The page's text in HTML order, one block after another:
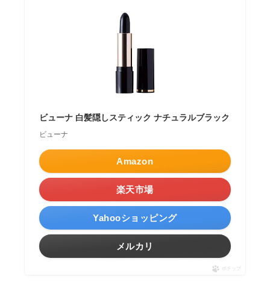
ビューナ 白髪隠しスティック ナチュラルブラック
ビューナ
Amazon
楽天市場
Yahooショッピング
メルカリ
ポチップ